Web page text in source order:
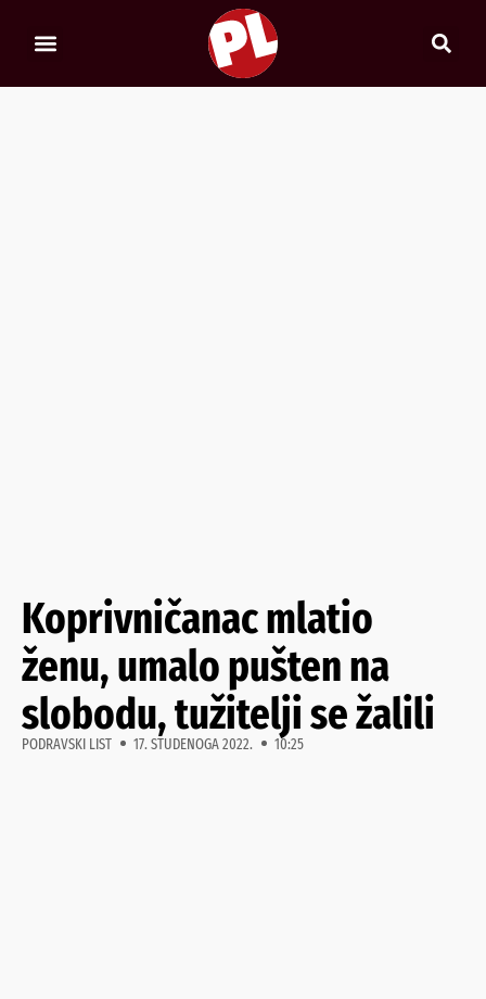
Koprivničanac mlatio
ženu, umalo pušten na
slobodu, tužitelji se žalili
PODRAVSKI LIST 17. STUDENOGA 2022. 10:25